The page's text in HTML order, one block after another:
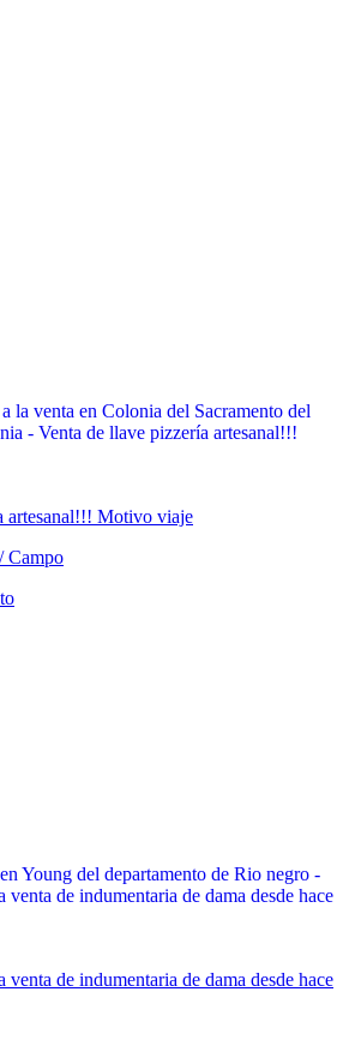
artesanal!!! Motivo viaje
Campo
venta de indumentaria de dama desde hace